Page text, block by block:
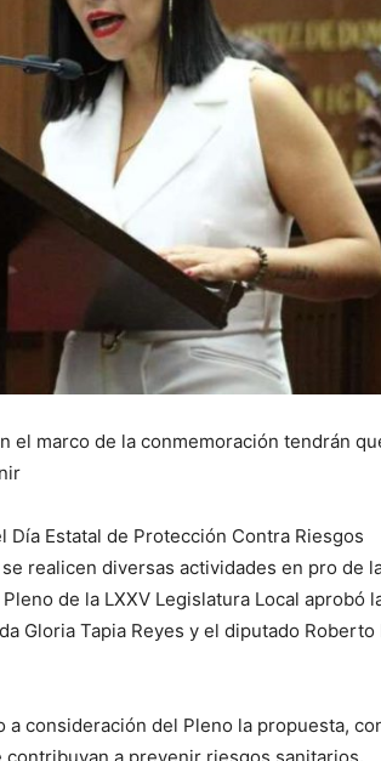
el marco de la conmemoración tendrán
Día Estatal de Protección Contra Riesgos
realicen diversas actividades en pro de
de la LXXV Legislatura Local aprobó
Gloria Tapia Reyes y el diputado Roberto
consideración del Pleno la propuesta,